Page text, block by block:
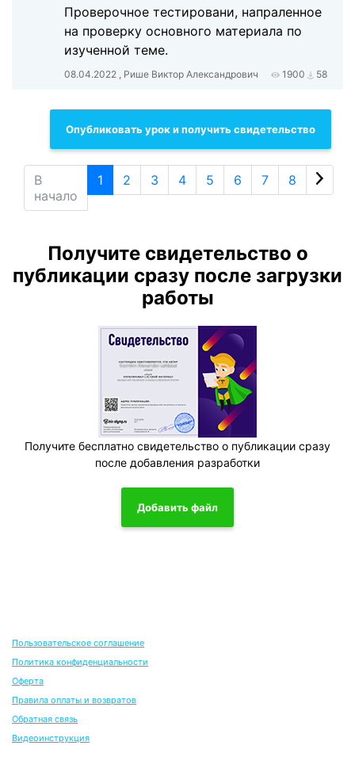
Проверочное тестировани, напраленное
на проверку основного материала по
изученной теме.
08.04.2022 , Рише Виктор Александрович 1900 58
Опубликовать урок и получить свидетельство
В
начало
1 2 3 4 5 6 7 8
Получите свидетельство о
публикации сразу после загрузки
работы
Получите бесплатно свидетельство о публикации сразу
после добавления разработки
Добавить файл
Пользовательское соглашение
Политика конфиденциальности
Оферта
Правила оплаты и возвратов
Обратная связь
Видеоинструкция